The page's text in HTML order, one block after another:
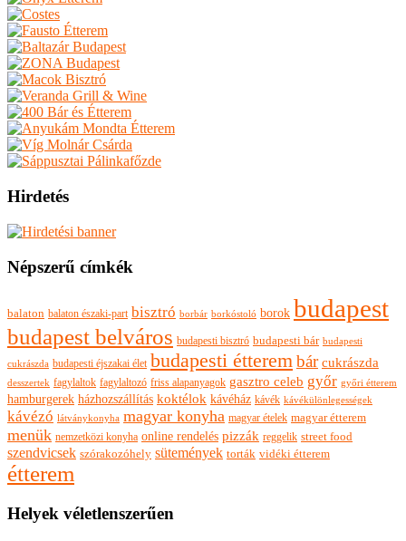
Hirdetés
Népszerű címkék
balaton balaton északi-part bisztró borbár borkóstoló borok budapest
budapest belváros budapesti bisztró budapesti bár budapesti
cukrászda budapesti éjszakai élet budapesti étterembár cukrászda
desszertek fagylaltok fagylaltozó friss alapanyagok gasztro celeb győr győri étterem
hamburgerek házhozszállítás koktélok kávéház kávék kávékülönlegességek
kávézó látványkonyha magyar konyha magyar ételek magyar étterem
menük nemzetközi konyha online rendelés pizzák reggelik street food
szendvicsek szórakozóhely sütemények torták vidéki étterem
étterem
Helyek véletlenszerűen